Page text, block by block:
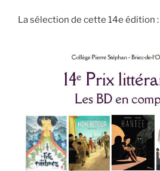
La sélection de cette 14e édition :